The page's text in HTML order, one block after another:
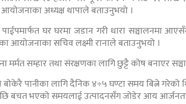
अध्यक्ष थापाले बताउनुभयो ।
पाईपमार्फत घर घरमा जडान गरी धारा सञ्चालनमा
आयोजनाका सचिव लक्ष्मी रानाले बताउनुभयो ।
मर्मत सम्हार तथा संरक्षणका लागि छुट्टै कोष बनाएर
बोकेरै पानीका लागि दैनिक ४÷५ घण्टा समय बित्ने
बचत भएको समयलाई उत्पादनसँग जोडेर आय